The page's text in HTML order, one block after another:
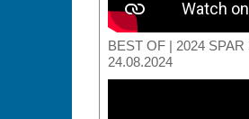
BEST OF | 2024 SPAR
24.08.2024